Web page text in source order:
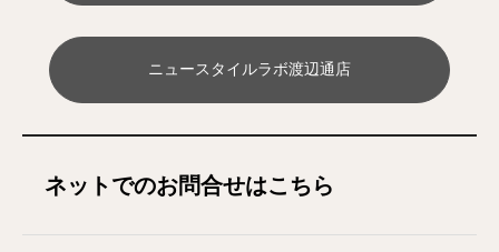
ニュースタイルラボ渡辺通店
ネットでのお問合せはこちら